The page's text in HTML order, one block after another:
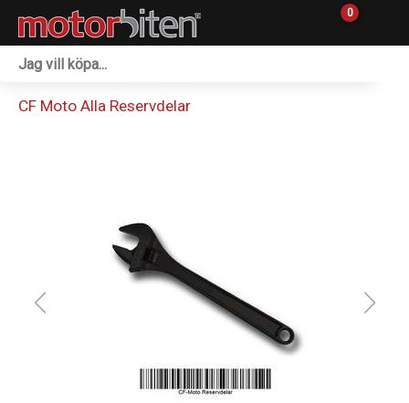
0
Reservdelar
Sprängskisser
CF Moto Alla Reservdelar